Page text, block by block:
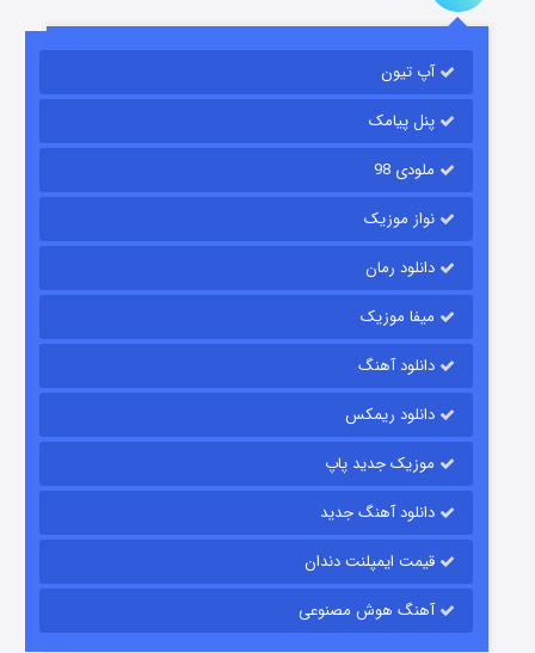
باب اسفنجی فصل ۱۷
قسمت۶ (زیرنویس) منتشر شد
قسمت۱۵ (دوبله) منتشر شد
آپ تیون
پنل پیامک
ملودی 98
نواز موزیک
دانلود رمان
میفا موزیک
دانلود آهنگ
دانلود ریمکس
موزیک جدید پاپ
دانلود آهنگ جدید
قیمت ایمپلنت دندان
آهنگ هوش مصنوعی